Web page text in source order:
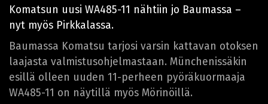
Komatsun uusi WA485-11 nähtiin jo Baumassa –
nyt myös Pirkkalassa.
Baumassa Komatsu tarjosi varsin kattavan otoksen
laajasta valmistusohjelmastaan. Münchenissäkin
esillä olleen uuden 11-perheen pyöräkuormaaja
WA485-11 on näytillä myös Mörinöillä.